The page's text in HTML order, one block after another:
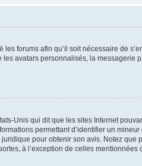
forums afin qu’il soit nécessaire de
avatars personnalisés, la messagerie
Unis qui dit que les sites Internet
permettant d’identifier un
pour obtenir son avis. Notez
à l’exception de celles